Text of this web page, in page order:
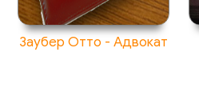
Заубер Отто - Адвокат